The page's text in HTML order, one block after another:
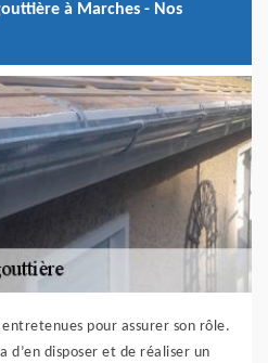
à Marches - Nos
pour assurer son rôle.
d’en disposer et de réaliser un